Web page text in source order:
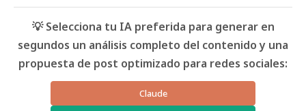
💡 Selecciona tu IA preferida para generar en
segundos un análisis completo del contenido y una
propuesta de post optimizado para redes sociales:
Claude